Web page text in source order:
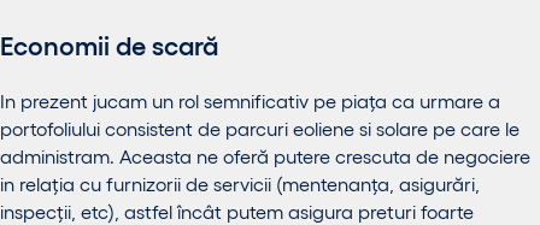
Economii de scară
In prezent jucam un rol semnificativ pe piața ca urmare a
portofoliului consistent de parcuri eoliene si solare pe care le
administram. Aceasta ne oferă putere crescuta de negociere
in relația cu furnizorii de servicii (mentenanța, asigurări,
inspecții, etc), astfel încât putem asigura preturi foarte